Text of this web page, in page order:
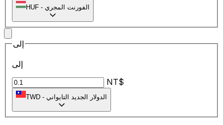
HUF - الفورنت المجري
إلى
إلى
NT$
TWD - الدولار الجديد التايواني